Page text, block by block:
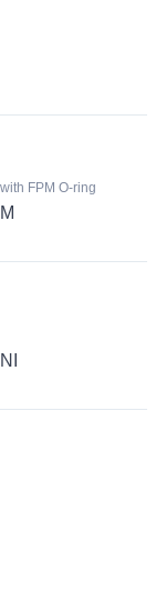
FPM O-ring